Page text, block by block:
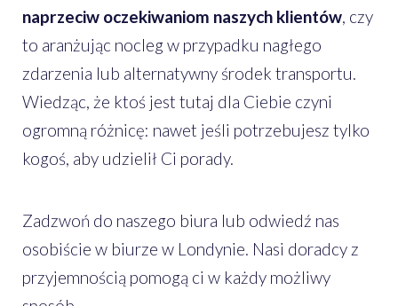
naprzeciw oczekiwaniom naszych klientów, czy
to aranżując nocleg w przypadku nagłego
zdarzenia lub alternatywny środek transportu.
Wiedząc, że ktoś jest tutaj dla Ciebie czyni
ogromną różnicę: nawet jeśli potrzebujesz tylko
kogoś, aby udzielił Ci porady.
Zadzwoń do naszego biura lub odwiedź nas
osobiście w biurze w Londynie. Nasi doradcy z
przyjemnością pomogą ci w każdy możliwy